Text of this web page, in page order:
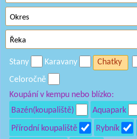
Stany Karavany Chatky
Celoročně
Koupání v kempu nebo blízko:
Bazén(koupaliště)
Aquapark
Přírodní koupaliště
Rybník